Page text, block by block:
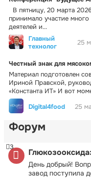
В пятницу, 20 марта
принимало участие
деятелей и...
Главный
технолог
25
Честный знак для
Материал подготовлен
Ириной Правской,
«Константа ИТ» И вот
Digital4food
25
Форум
День добрый!
завод поступила
3